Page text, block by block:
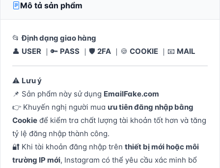
Mô tả sản phẩm
📂Định dạng giao hàng
👤 USER ｜🔑 PASS ｜🛡 2FA ｜🍪 COOKIE ｜📧 MAIL
⚠ Lưu ý
📌 Sản phẩm này sử dụng EmailFake.com
👉 Khuyến nghị người mua ưu tiên đăng nhập bằng
Cookie để kiểm tra chất lượng tài khoản tốt hơn và tăng
tỷ lệ đăng nhập thành công.
🔐 Khi tài khoản đăng nhập trên thiết bị mới hoặc môi
trường IP mới, Instagram có thể yêu cầu xác minh bổ